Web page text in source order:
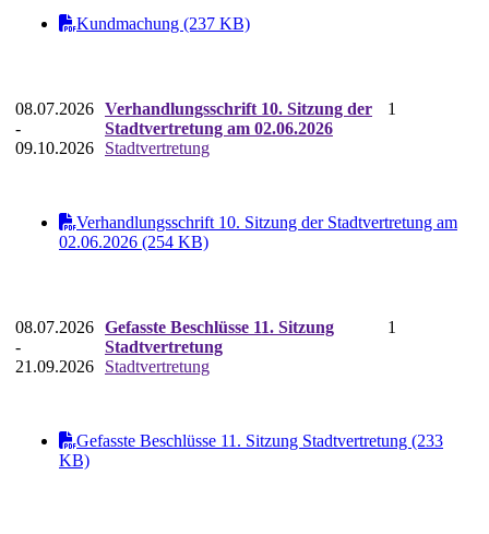
Kundmachung (237 KB)
08.07.2026
-
09.10.2026
Verhandlungsschrift 10. Sitzung der
Stadtvertretung am 02.06.2026
Stadtvertretung
1
Verhandlungsschrift 10. Sitzung der Stadtvertretung am
02.06.2026 (254 KB)
08.07.2026
-
21.09.2026
Gefasste Beschlüsse 11. Sitzung
Stadtvertretung
Stadtvertretung
1
Gefasste Beschlüsse 11. Sitzung Stadtvertretung (233
KB)